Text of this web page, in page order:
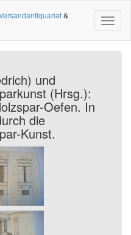
&
und
(Hrsg.):
Oefen. In
die
Kunst.